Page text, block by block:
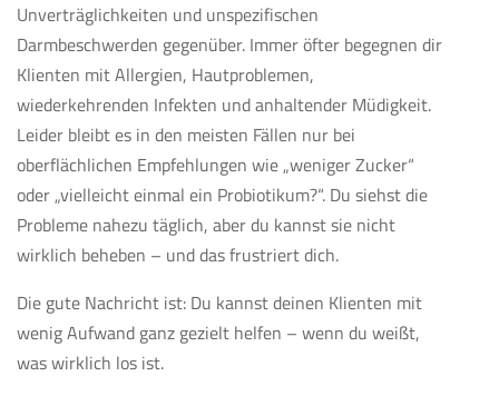
Unverträglichkeiten und unspezifischen
Darmbeschwerden gegenüber. Immer öfter begegnen dir
Klienten mit Allergien, Hautproblemen,
wiederkehrenden Infekten und anhaltender Müdigkeit.
Leider bleibt es in den meisten Fällen nur bei
oberflächlichen Empfehlungen wie „weniger Zucker“
oder „vielleicht einmal ein Probiotikum?“. Du siehst die
Probleme nahezu täglich, aber du kannst sie nicht
wirklich beheben – und das frustriert dich.
Die gute Nachricht ist: Du kannst deinen Klienten mit
wenig Aufwand ganz gezielt helfen – wenn du weißt,
was wirklich los ist.